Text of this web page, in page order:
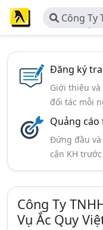
Công Ty
Dịch Vụ ắc
Đăng ký
Giới thiệu
đối tác mỗi
Quảng
Đứng đầu
cận KH
Công Ty
Vụ Ắc Quy